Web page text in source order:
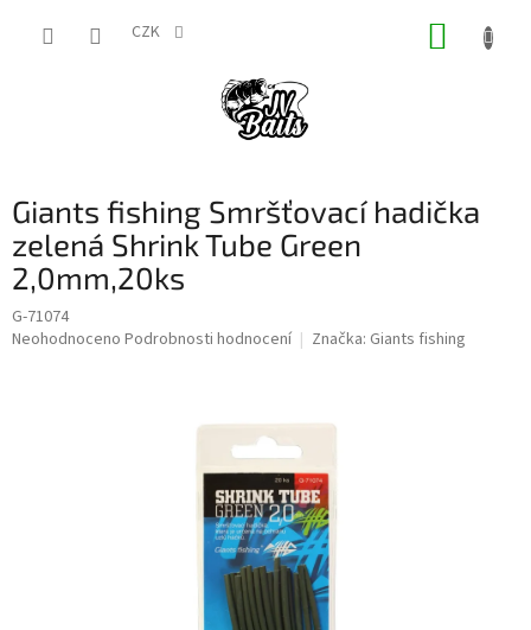
CZK
Giants fishing Smršťovací hadička
zelená Shrink Tube Green
2,0mm,20ks
G-71074
Průměrné
Neohodnoceno Podrobnosti hodnocení Značka: Giants fishing